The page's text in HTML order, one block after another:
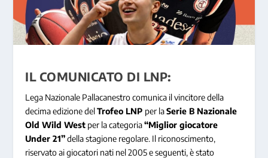
IL COMUNICATO DI LNP:
Lega Nazionale Pallacanestro comunica il vincitore della
decima edizione delTrofeo LNP per laSerie B Nazionale
Old Wild West per la categoria“Miglior giocatore
Under 21”della stagione regolare. Il riconoscimento,
riservato ai giocatori nati nel 2005 e seguenti, è stato